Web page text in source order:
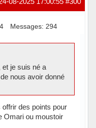
Messages: 294
je suis né a
nous avoir donné
des points pour
Omari ou moustoir